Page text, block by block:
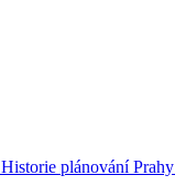
Historie plánování Prahy